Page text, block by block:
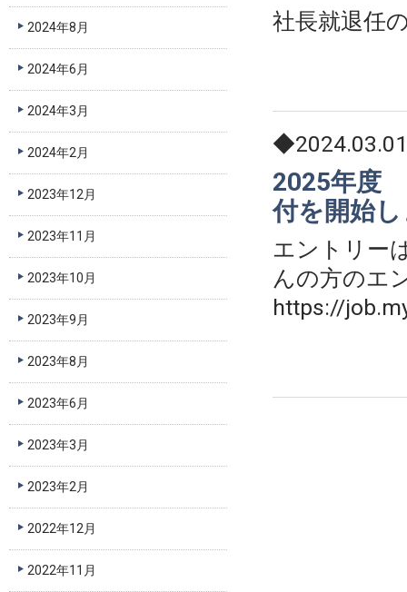
社長就退任
◆2024.03.01
2025年度
付を開始
エントリー
んの方のエ
https://
2024年8月
2024年6月
2024年3月
2024年2月
2023年12月
2023年11月
2023年10月
2023年9月
2023年8月
2023年6月
2023年3月
2023年2月
2022年12月
2022年11月